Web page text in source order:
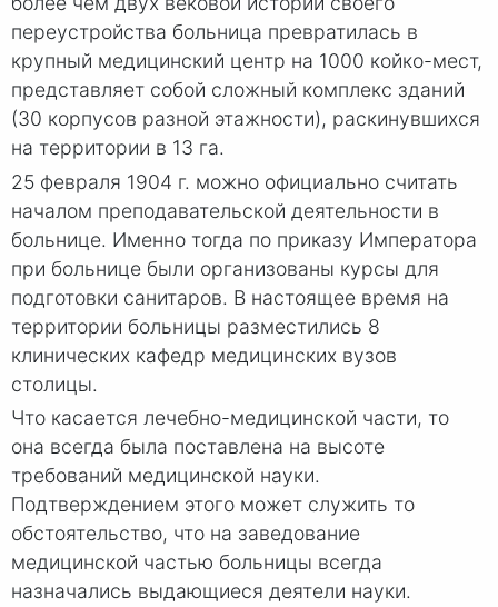
переустройства больница превратилась в
крупный медицинский центр на 1000 койко-мест,
представляет собой сложный комплекс зданий
(30 корпусов разной этажности), раскинувшихся
на территории в 13 га.
25 февраля 1904 г. можно официально считать
началом преподавательской деятельности в
больнице. Именно тогда по приказу Императора
при больнице были организованы курсы для
подготовки санитаров. В настоящее время на
территории больницы разместились 8
клинических кафедр медицинских вузов
столицы.
Что касается лечебно-медицинской части, то
она всегда была поставлена на высоте
требований медицинской науки.
Подтверждением этого может служить то
обстоятельство, что на заведование
медицинской частью больницы всегда
назначались выдающиеся деятели науки.